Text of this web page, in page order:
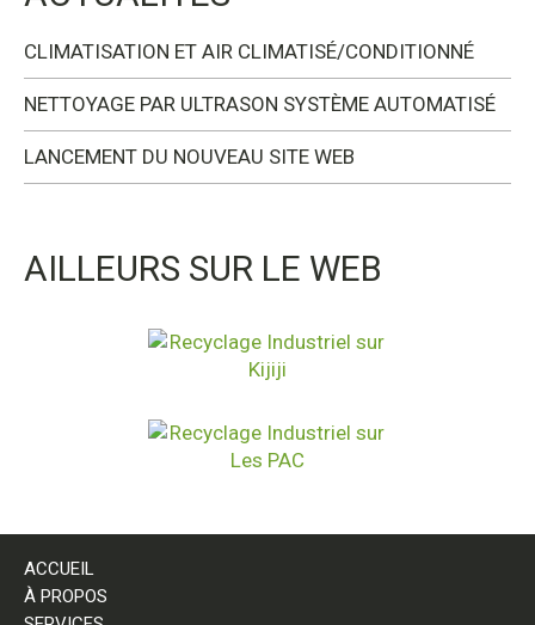
CLIMATISATION ET AIR CLIMATISÉ/CONDITIONNÉ
NETTOYAGE PAR ULTRASON SYSTÈME AUTOMATISÉ
LANCEMENT DU NOUVEAU SITE WEB
AILLEURS SUR LE WEB
ACCUEIL
À PROPOS